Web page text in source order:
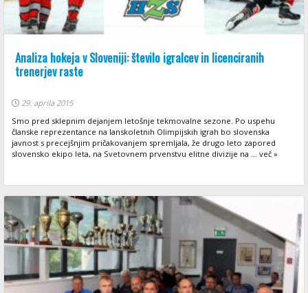
Analiza hokeja v Sloveniji: število igralcev in licenciranih
trenerjev raste
29. aprila 2015
Smo pred sklepnim dejanjem letošnje tekmovalne sezone. Po uspehu
članske reprezentance na lanskoletnih Olimpijskih igrah bo slovenska
javnost s precejšnjim pričakovanjem spremljala, že drugo leto zapored
slovensko ekipo leta, na Svetovnem prvenstvu elitne divizije na ... več »